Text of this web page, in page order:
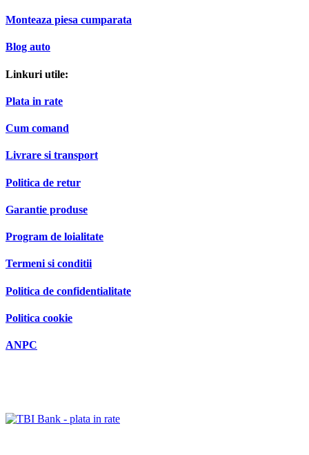
Monteaza piesa cumparata
Blog auto
Linkuri utile:
Plata in rate
Cum comand
Livrare si transport
Politica de retur
Garantie produse
Program de loialitate
Termeni si conditii
Politica de confidentialitate
Politica cookie
ANPC